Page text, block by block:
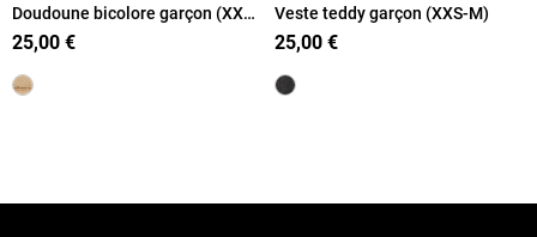
Doudoune bicolore garçon (XXS-
M)
25,00 €
Veste teddy garçon (XXS-M)
25,00 €